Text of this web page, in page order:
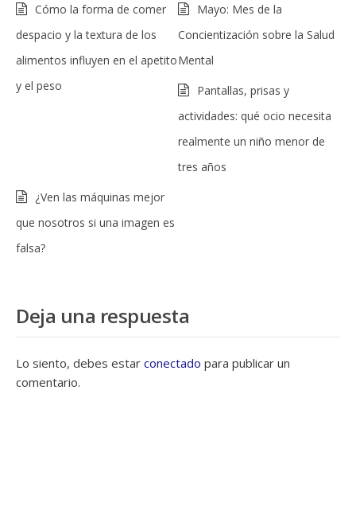
Cómo la forma de comer
despacio y la textura de los
alimentos influyen en el apetito
y el peso
Mayo: Mes de la
Concientización sobre la Salud
Mental
Pantallas, prisas y
actividades: qué ocio necesita
realmente un niño menor de
tres años
¿Ven las máquinas mejor
que nosotros si una imagen es
falsa?
Deja una respuesta
Lo siento, debes estar conectado para publicar un
comentario.